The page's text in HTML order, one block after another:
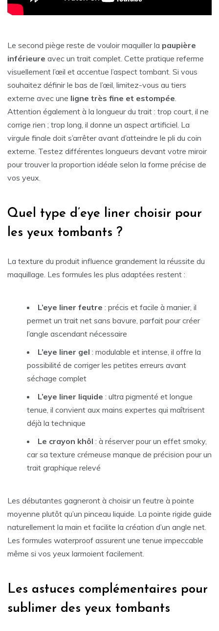
Le second piège reste de vouloir maquiller la paupière
inférieure avec un trait complet. Cette pratique referme
visuellement l’œil et accentue l’aspect tombant. Si vous
souhaitez définir le bas de l’œil, limitez-vous au tiers
externe avec une ligne très fine et estompée
Attention également à la longueur du trait : trop court, il ne
corrige rien ; trop long, il donne un aspect artificiel. La
virgule finale doit s’arrêter avant d’atteindre le pli du coin
externe. Testez différentes longueurs devant votre miroir
pour trouver la proportion idéale selon la forme précise de
vos yeux.
Quel type d’eye liner choisir pour
les yeux tombants ?
La texture du produit influence grandement la réussite du
maquillage. Les formules les plus adaptées restent :
L’eye liner feutre : précis et facile à manier, il
permet un trait net sans bavure, parfait pour créer
l’angle ascendant nécessaire
L’eye liner gel : modulable et intense, il offre la
possibilité de corriger les petites erreurs avant
séchage complet
L’eye liner liquide : ultra pigmenté et longue
tenue, il convient aux mains expertes qui maîtrisent
déjà la technique
Le crayon khôl : à réserver pour un effet smoky,
car sa texture crémeuse manque de précision pour un
trait graphique relevé
Les débutantes gagneront à choisir un feutre à pointe
moyenne plutôt qu’un pinceau liquide. La pointe rigide guide
naturellement la main et facilite la création d’un angle net.
Les formules waterproof assurent une tenue impeccable
même si vos yeux larmoient facilement.
Les astuces complémentaires pour
sublimer des yeux tombants